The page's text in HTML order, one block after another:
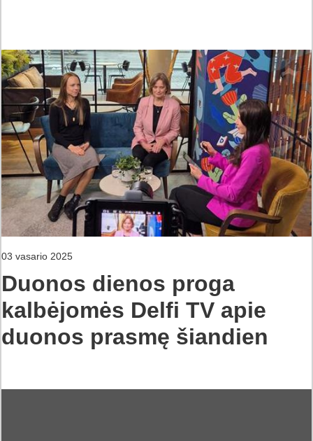
03 vasario 2025
Duonos dienos proga
kalbėjomės Delfi TV apie
duonos prasmę šiandien